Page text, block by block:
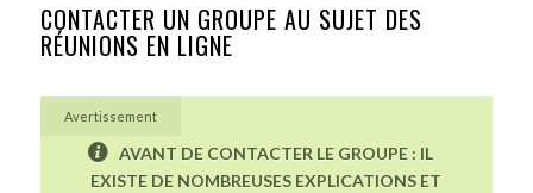
CONTACTER UN GROUPE AU SUJET DES
RÉUNIONS EN LIGNE
Avertissement
AVANT DE CONTACTER LE GROUPE : IL
EXISTE DE NOMBREUSES EXPLICATIONS ET